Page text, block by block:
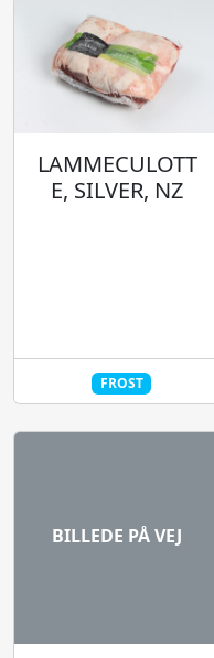
LAMMECULOTT
E, SILVER, NZ
FROST
BILLEDE PÅ VEJ